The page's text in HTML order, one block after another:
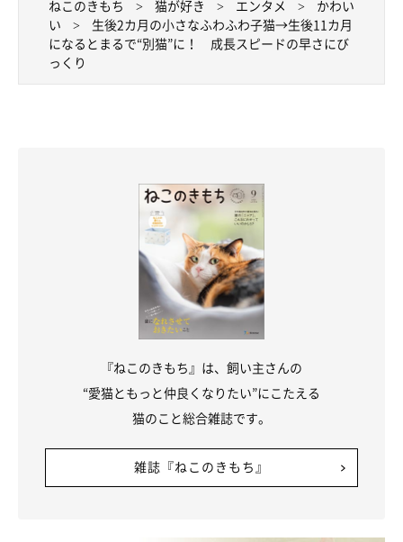
飼い主さんが体調が悪いときに寄り添う優し
い一面も
ねこのきもち 猫が好き エンタメ
かわい
い
生後2カ月の小さなふわふわ子猫→生後11カ月
になるとまるで“別猫”に！ 成長スピードの早さにび
っくり
『ねこのきもち』は、飼い主さんの
“愛猫ともっと仲良くなりたい”にこたえる
猫のこと総合雑誌です。
雑誌『ねこのきもち』